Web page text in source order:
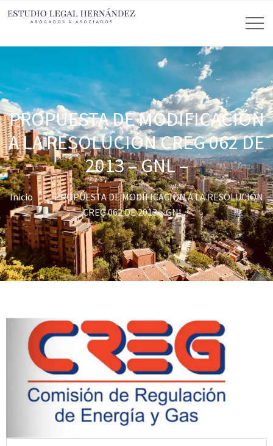
PROPUESTA DE MODIFICACIÓN
A LA RESOLUCIÓN CREG 062 DE
2013 – GNL –
Inicio
PROPUESTA DE MODIFICACIÓN A LA RESOLUCIÓN
CREG 062 DE 2013 – GNL –